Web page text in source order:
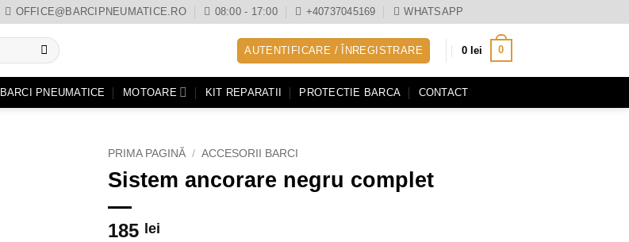
OFFICE@BARCIPNEUMATICE.RO 08:00 - 17:00 +40737045169 WHATSAPP
AUTENTIFICARE / ÎNREGISTRARE 0 lei 0
BARCI PNEUMATICE MOTOARE KIT REPARATII PROTECTIE BARCA CONTACT
PRIMA PAGINĂ / ACCESORII BARCI
Sistem ancorare negru complet
185 lei